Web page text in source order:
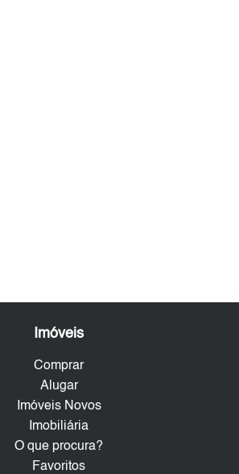
Imóveis
Comprar
Alugar
Imóveis Novos
Imobiliária
O que procura?
Favoritos